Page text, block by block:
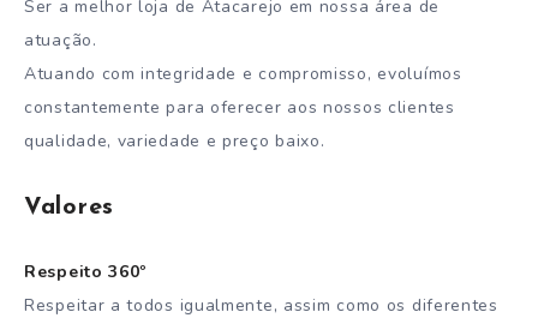
Ser a melhor loja de Atacarejo em nossa área de
atuação.
Atuando com integridade e compromisso, evoluímos
constantemente para oferecer aos nossos clientes
qualidade, variedade e preço baixo.
Valores
Respeito 360º
Respeitar a todos igualmente, assim como os diferentes